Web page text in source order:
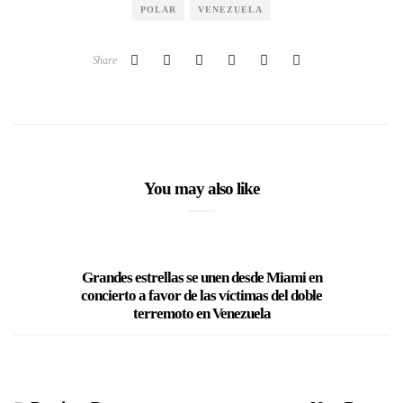
POLAR VENEZUELA
Share
You may also like
Grandes estrellas se unen desde Miami en
concierto a favor de las víctimas del doble
terremoto en Venezuela